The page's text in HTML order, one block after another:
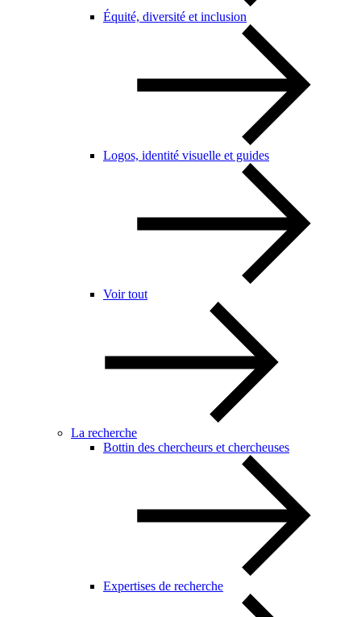
Équité, diversité et inclusion
Logos, identité visuelle et guides
Voir tout
La recherche
Bottin des chercheurs et chercheuses
Expertises de recherche